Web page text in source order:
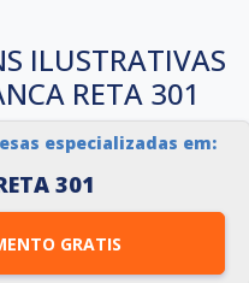
especializadas em:
301
REALIZE UM ORÇAMENTO GRATIS
ILUSTRATIVAS
RETA 301